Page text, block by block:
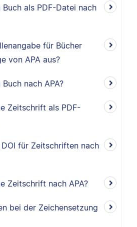
als PDF-Datei nach
für Bücher
von APA aus?
nach APA?
Zeitschrift als PDF-
für Zeitschriften nach
Zeitschrift nach APA?
bei der Zeichensetzung